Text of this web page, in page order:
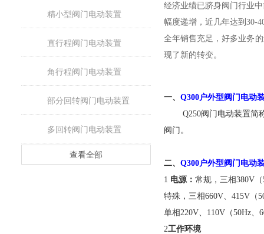
精小型阀门电动装置
直行程阀门电动装置
角行程阀门电动装置
部分回转阀门电动装置
多回转阀门电动装置
查看全部
经济业绩已跻身阀门行业
幅度递增，近几年达到30-
全年销售充足，好多业务
现了新的转变。
一、 Q300户外型 阀门 电动
Q250阀门电动装置简称
阀门。
二、 Q300户外型 阀门 电动
1 电源： 常规，三相380V（
特殊，三相660V、415V（
单相220V、110V（50Hz、
2工作环境